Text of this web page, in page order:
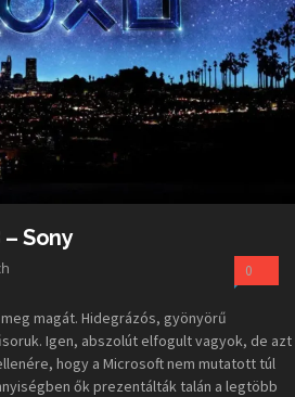
– Sony
0
magát. Hidegrázós, gyönyörű
Igen, abszolút elfogult vagyok, de azt
hogy a Microsoft nem mutatott túl
ők prezentálták talán a legtöbb